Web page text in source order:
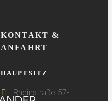
KONTAKT &
ANFAHRT
HAUPTSITZ
Rheinstraße 57-